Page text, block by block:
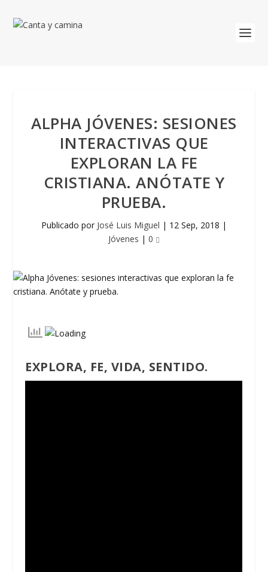
ALPHA JÓVENES: SESIONES
INTERACTIVAS QUE
EXPLORAN LA FE
CRISTIANA. ANÓTATE Y
PRUEBA.
Publicado por José Luis Miguel | 12 Sep, 2018 |
Jóvenes | 0
EXPLORA, FE, VIDA, SENTIDO.